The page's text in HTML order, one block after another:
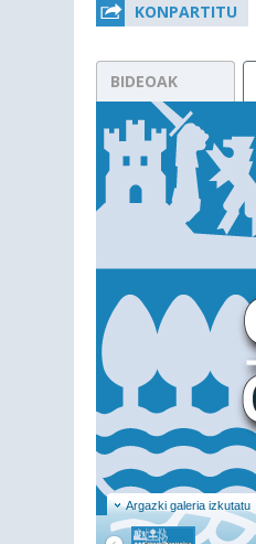
KONPARTITU
BIDEOAK
Argazki galeria izkutatu